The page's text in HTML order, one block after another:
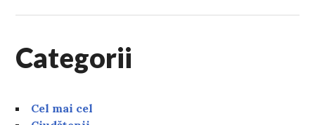
Categorii
Cel mai cel